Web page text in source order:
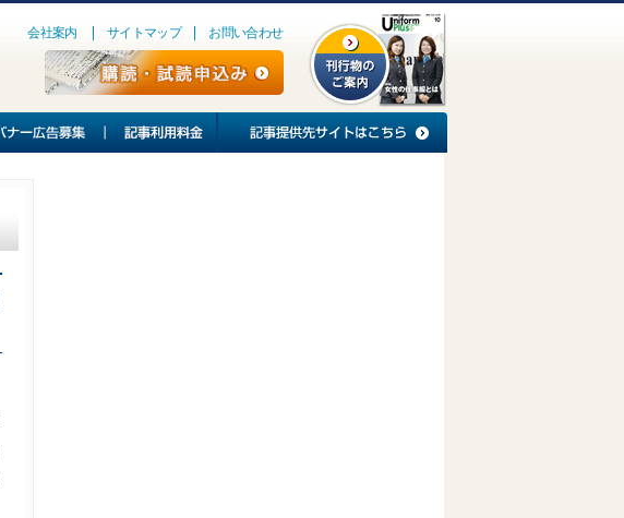
会社案内 サイトマップ お問い合わせ